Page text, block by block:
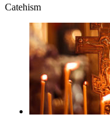
Catehism